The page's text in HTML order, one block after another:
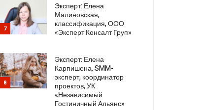
7
Эксперт: Елена
Малиновская,
классификация, ООО
«Эксперт Консалт Груп»
8
Эксперт: Елена
Карпишена, SMM-
эксперт, координатор
проектов, УК
«Независимый
Гостиничный Альянс»